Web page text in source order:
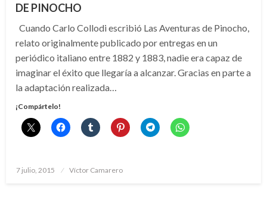
DE PINOCHO
Cuando Carlo Collodi escribió Las Aventuras de Pinocho,
relato originalmente publicado por entregas en un
periódico italiano entre 1882 y 1883, nadie era capaz de
imaginar el éxito que llegaría a alcanzar. Gracias en parte a
la adaptación realizada…
¡Compártelo!
Publicado
7 julio, 2015 Víctor Camarero